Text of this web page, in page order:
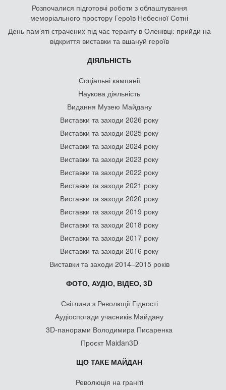
Розпочалися підготовчі роботи з облаштування
меморіального простору Героїв Небесної Сотні
День памʼяті страчених під час теракту в Оленівці: прийди на
відкриття виставки та вшануй героїв
ДІЯЛЬНІСТЬ
Соціальні кампанії
Наукова діяльність
Видання Музею Майдану
Виставки та заходи 2026 року
Виставки та заходи 2025 року
Виставки та заходи 2024 року
Виставки та заходи 2023 року
Виставки та заходи 2022 року
Виставки та заходи 2021 року
Виставки та заходи 2020 року
Виставки та заходи 2019 року
Виставки та заходи 2018 року
Виставки та заходи 2017 року
Виставки та заходи 2016 року
Виставки та заходи 2014–2015 років
ФОТО, АУДІО, ВІДЕО, 3D
Світлини з Революції Гідності
Аудіоспогади учасників Майдану
3D-панорами Володимира Писаренка
Проєкт Maidan3D
ЩО ТАКЕ МАЙДАН
Революція на граніті